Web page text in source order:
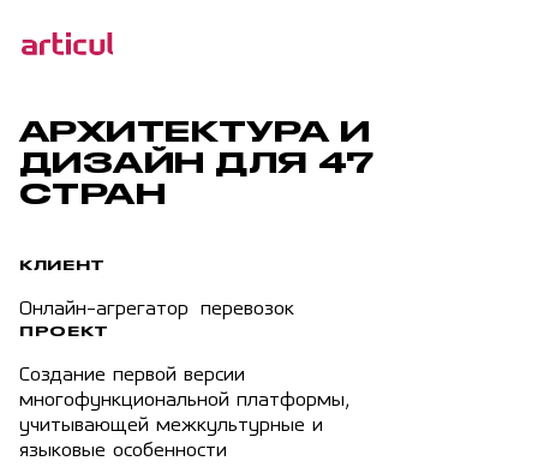
Услуги
Клиенты
Команда
Контакты
Карьера
Блог
АРХИТЕКТУРА И
ДИЗАЙН ДЛЯ 47
СТРАН
КЛИЕНТ
Онлайн-агрегатор перевозок
ПРОЕКТ
Создание первой версии
многофункциональной платформы,
учитывающей межкультурные и
языковые особенности